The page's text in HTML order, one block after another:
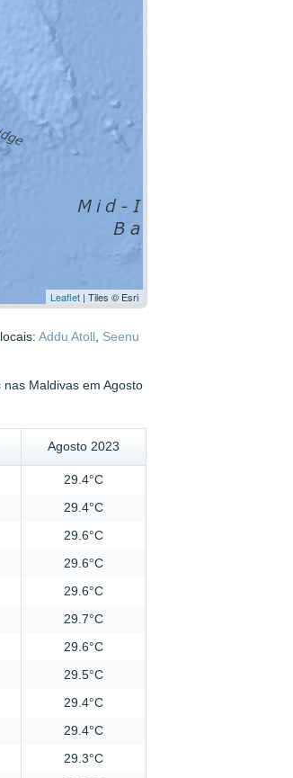
Leaflet | Tiles © Esri
Addu Atoll, Seenu
Maldivas em Agosto
Agosto 2023
29.4°C
29.4°C
29.6°C
29.6°C
29.6°C
29.7°C
29.6°C
29.5°C
29.4°C
29.4°C
29.3°C